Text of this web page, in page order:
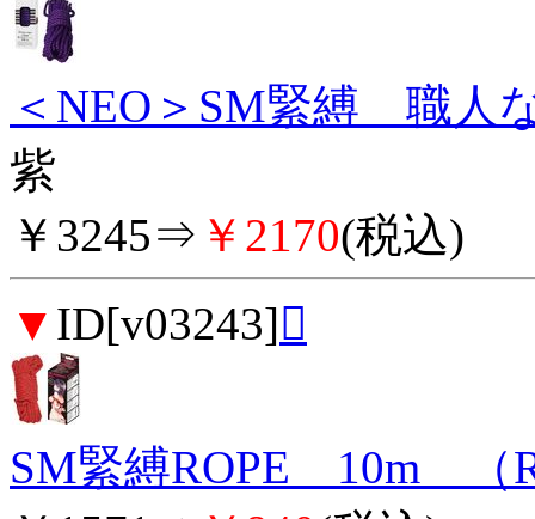
＜NEO＞SM緊縛 職
紫
￥3245⇒ ￥2170(税込)
▼ ID[v03243]
SM緊縛ROPE 10m （